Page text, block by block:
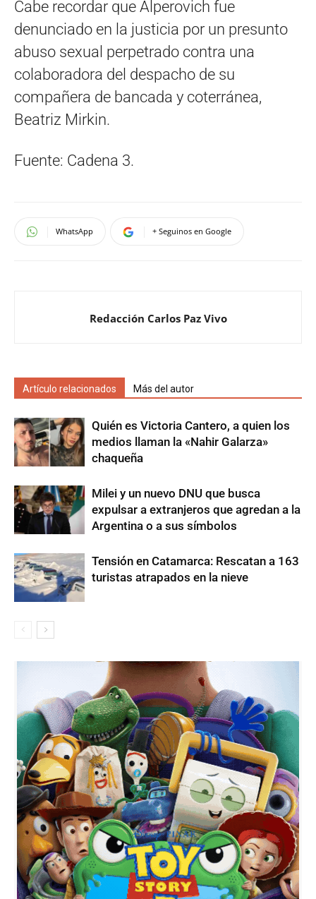
Cabe recordar que Alperovich fue
denunciado en la justicia por un presunto
abuso sexual perpetrado contra una
colaboradora del despacho de su
compañera de bancada y coterránea,
Beatriz Mirkin.
Fuente: Cadena 3.
WhatsApp + Seguinos en Google
Redacción Carlos Paz Vivo
Artículo relacionados Más del autor
Quién es Victoria Cantero, a quien los
medios llaman la «Nahir Galarza»
chaqueña
Milei y un nuevo DNU que busca
expulsar a extranjeros que agredan a la
Argentina o a sus símbolos
Tensión en Catamarca: Rescatan a 163
turistas atrapados en la nieve